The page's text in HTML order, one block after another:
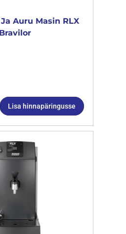
Auru Masin RLX
Lisa hinnapäringusse